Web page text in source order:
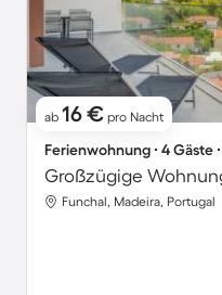
ab 16 € pro Nacht
Ferienwohnung ∙ 4 Gäste
Großzügige
Funchal, Madeira, Portugal